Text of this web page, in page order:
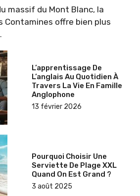
massif du Mont Blanc, la
Contamines offre bien plus
L’apprentissage De
L’anglais Au Quotidien À
Travers La Vie En Famille
Anglophone
13 février 2026
Pourquoi Choisir Une
Serviette De Plage XXL
Quand On Est Grand ?
3 août 2025